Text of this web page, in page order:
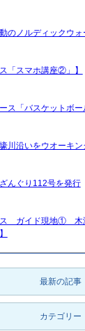
のノルディックウォ
「スマホ講座②」】
ス「バスケットボー
川沿いをウオーキン
んぐり112号を発行
ス ガイド現地①
最新の記事
カテゴリー